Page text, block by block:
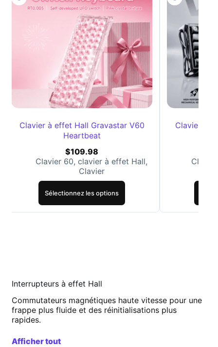
Clavier à effet Hall Gravastar V60
Heartbeat
$109.98
Clavier 60, clavier à effet Hall,
Clavier
Sélectionnez les options
Clavier à
Interrupteurs à effet Hall
Commutateurs magnétiques haute vitesse pour une
frappe plus fluide et des réinitialisations plus
rapides.
Afficher tout